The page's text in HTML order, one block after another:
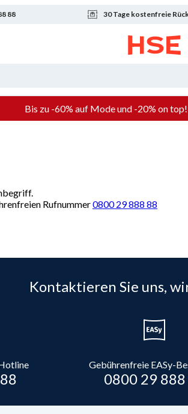
88 30 Tage kostenfreie
Bis zu -60% auf Mode und -20% on top!
Rufnummer0800 29 888 88
Kontaktieren Sie uns,
Gebührenfreie EASy-
0800 29